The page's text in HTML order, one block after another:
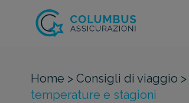
Home > Consigli di viaggio >
temperature e stagioni